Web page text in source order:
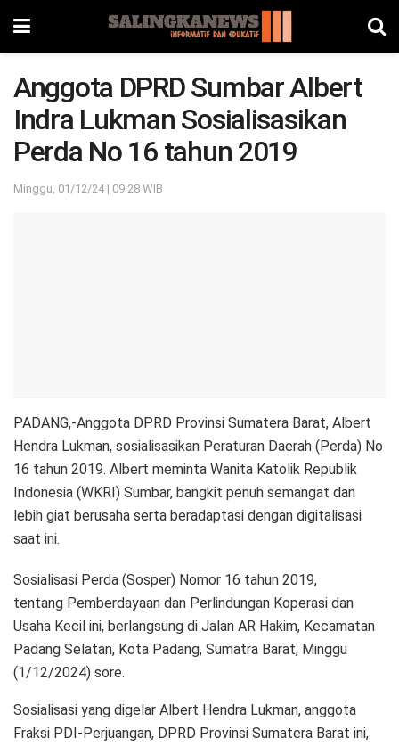
Anggota DPRD Sumbar Albert
Indra Lukman Sosialisasikan
Perda No 16 tahun 2019
Minggu, 01/12/24 | 09:28 WIB
PADANG,-Anggota DPRD Provinsi Sumatera Barat, Albert
Hendra Lukman, sosialisasikan Peraturan Daerah (Perda) No
16 tahun 2019. Albert meminta Wanita Katolik Republik
Indonesia (WKRI) Sumbar, bangkit penuh semangat dan
lebih giat berusaha serta beradaptasi dengan digitalisasi
saat ini.
Sosialisasi Perda (Sosper) Nomor 16 tahun 2019,
tentang Pemberdayaan dan Perlindungan Koperasi dan
Usaha Kecil ini, berlangsung di Jalan AR Hakim, Kecamatan
Padang Selatan, Kota Padang, Sumatra Barat, Minggu
(1/12/2024) sore.
Sosialisasi yang digelar Albert Hendra Lukman, anggota
Fraksi PDI-Perjuangan, DPRD Provinsi Sumatera Barat ini,